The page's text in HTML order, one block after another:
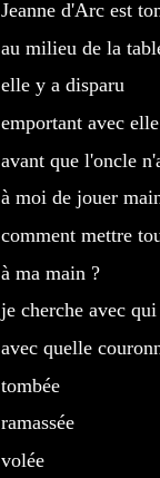
Jeanne d'Arc est
au milieu de la
elle y a disparu
emportant avec
avant que l'oncle
à moi de jouer
comment mettre
à ma main ?
je cherche avec
avec quelle
tombée
ramassée
volée